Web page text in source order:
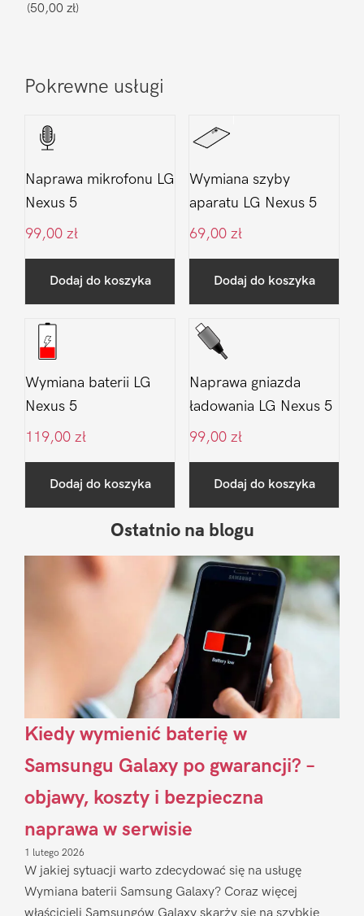
(50,00 zł)
Pokrewne usługi
Naprawa mikrofonu LG
Nexus 5
99,00 zł
Dodaj do koszyka
Wymiana szyby
aparatu LG Nexus 5
69,00 zł
Dodaj do koszyka
Wymiana baterii LG
Nexus 5
119,00 zł
Dodaj do koszyka
Naprawa gniazda
ładowania LG Nexus 5
99,00 zł
Dodaj do koszyka
Sidebar
Ostatnio na blogu
Kiedy wymienić baterię w
Samsungu Galaxy po gwarancji? –
objawy, koszty i bezpieczna
naprawa w serwisie
1 lutego 2026
W jakiej sytuacji warto zdecydować się na usługę
Wymiana baterii Samsung Galaxy? Coraz więcej